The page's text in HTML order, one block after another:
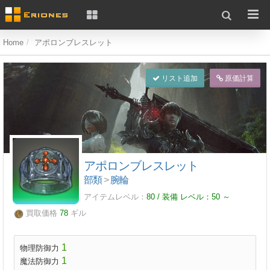
Home アポロンブレスレット
リスト追加 原価計算
アポロンブレスレット
部類>腕輪
アイテムレベル： 80 / 装備 レベル： 50 ～
買取価格 78 ギル
物理防御力 1
魔法防御力 1